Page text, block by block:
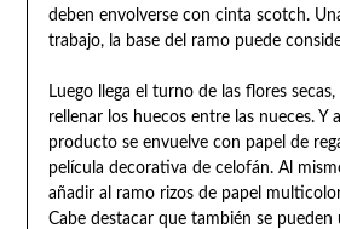
deben envolverse con cinta scotch.
trabajo, la base del ramo puede
Luego llega el turno de las flores
rellenar los huecos entre las nueces. Y
producto se envuelve con papel de
película decorativa de celofán. Al
añadir al ramo rizos de papel
Cabe destacar que también se